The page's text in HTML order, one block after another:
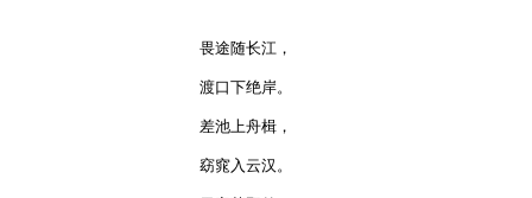
畏途随长江，
渡口下绝岸。
差池上舟楫，
窈窕入云汉。